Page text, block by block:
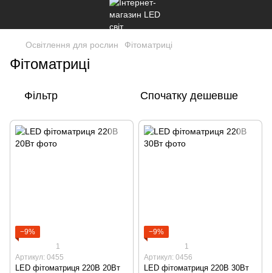
Освітлення для рослин Фітоматриці
Фітоматриці
Фільтр Спочатку дешевше
−9%
1
Артикул: 0455
LED фітоматриця 220В 20Вт
−9%
1
Артикул: 0456
LED фітоматриця 220В 30Вт